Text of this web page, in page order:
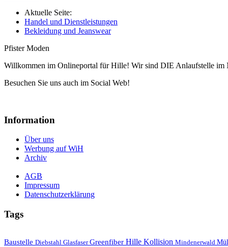
Aktuelle Seite:
Handel und Dienstleistungen
Bekleidung und Jeanswear
Pfister Moden
Willkommen im Onlineportal für Hille! Wir sind DIE Anlaufstelle im
Besuchen Sie uns auch im Social Web!
Information
Über uns
Werbung auf WiH
Archiv
AGB
Impressum
Datenschutzerklärung
Tags
Baustelle Diebstahl GlasfaserGreenfiber Hille Kollision Mindenerwald